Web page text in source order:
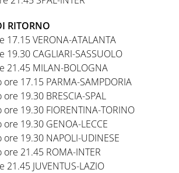
RITORNO
17.15 VERONA-ATALANTA
19.30 CAGLIARI-SASSUOLO
21.45 MILAN-BOLOGNA
17.15 PARMA-SAMPDORIA
19.30 BRESCIA-SPAL
19.30 FIORENTINA-TORINO
19.30 GENOA-LECCE
19.30 NAPOLI-UDINESE
21.45 ROMA-INTER
JUVENTUS-LAZIO